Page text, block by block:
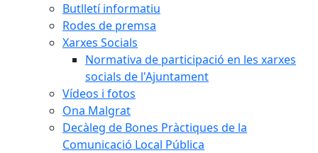
Butlletí informatiu
Rodes de premsa
Xarxes Socials
Normativa de participació en les xarxes
socials de l'Ajuntament
Vídeos i fotos
Ona Malgrat
Decàleg de Bones Pràctiques de la
Comunicació Local Pública